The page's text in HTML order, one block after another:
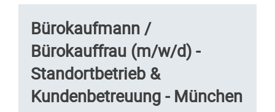
Bürokaufmann /
Bürokauffrau (m/w/d) -
Standortbetrieb &
Kundenbetreuung - München